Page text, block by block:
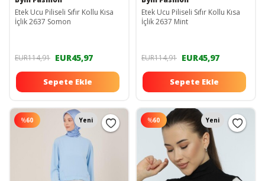
Etek Ucu Piliseli Sıfır Kollu Kısa
İçlik 2637 Somon
EUR114,91 EUR45,97
Sepete Ekle
Etek Ucu Piliseli Sıfır Kollu Kısa
İçlik 2637 Mint
EUR114,91 EUR45,97
Sepete Ekle
%60 Yeni %60 Yeni